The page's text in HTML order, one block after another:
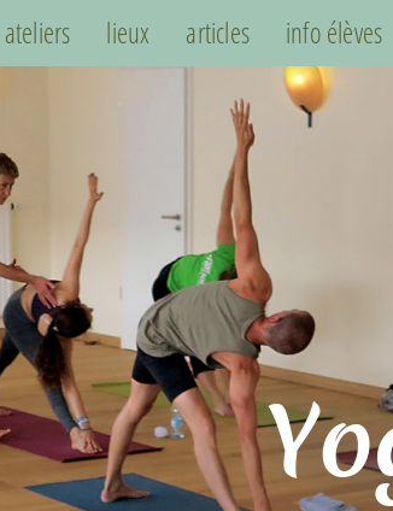
ateliers lieux articles info élèves